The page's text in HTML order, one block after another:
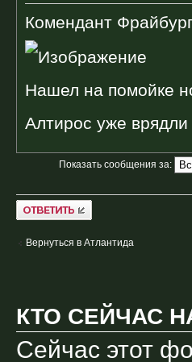
Комендант
Нашел на помойке
Алтирос уже врядли
Показать сообщения за:
Ответить
Вернуться в Атлантида
КТО СЕЙЧАС
Сейчас этот